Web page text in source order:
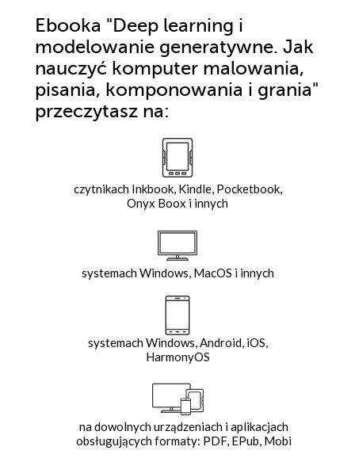
Ebooka "Deep learning i
modelowanie generatywne. Jak
nauczyć komputer malowania,
pisania, komponowania i grania"
przeczytasz na:
czytnikach Inkbook, Kindle, Pocketbook,
Onyx Boox i innych
systemach Windows, MacOS i innych
systemach Windows, Android, iOS,
HarmonyOS
na dowolnych urządzeniach i aplikacjach
obsługujących formaty: PDF, EPub, Mobi